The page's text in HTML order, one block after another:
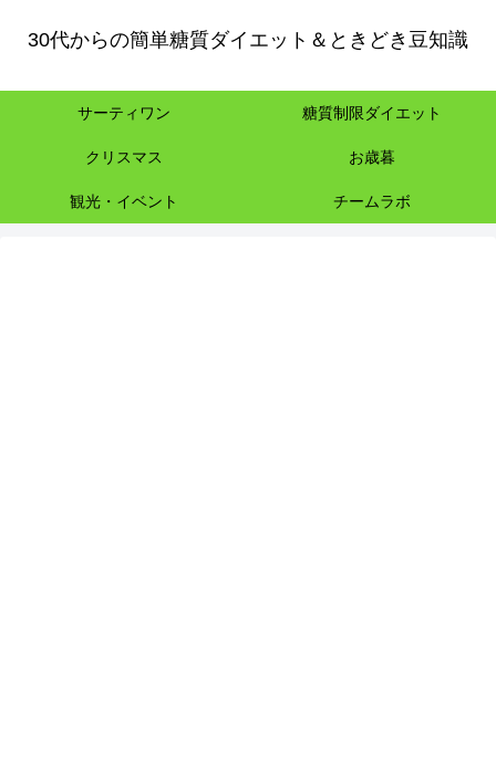
30代からの簡単糖質ダイエット＆ときどき豆知識
サーティワン 糖質制限ダイエット
クリスマス お歳暮
観光・イベント チームラボ